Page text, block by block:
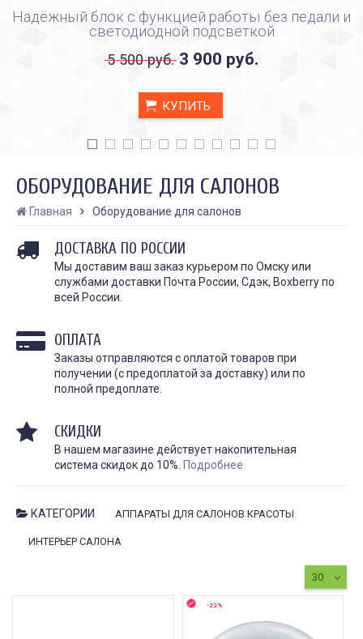
КАК ПРАВИЛЬНО И ДЛЯ ЧЕГО
ДЕЛАТЬ КАРБОНОВЫЙ ПИЛИНГ
Дата:28.02.2024
Карбоновый пилинг – это
предназначенная для
улучшения...
ЧИТАТЬ ДАЛЕЕ →
ИСПОЛЬЗОВАТЬ
ЗАЖИВЛЕНИЯ ТАТУ
Дата:31.01.2024
и...
Гель для перевода
Хорошо переводит, при
давно пользуемся!!
Надёжный блок с функцией работы без педали и
светодиодной подсветкой
5 500 руб. 3 900 руб.
КУПИТЬ
ОБОРУДОВАНИЕ ДЛЯ САЛОНОВ
Главная Оборудование для салонов
ДОСТАВКА ПО РОССИИ
Мы доставим ваш заказ курьером по Омску или
службами доставки Почта России, Сдэк, Boxberry по
всей России.
ОПЛАТА
Заказы отправляются с оплатой товаров при
получении (с предоплатой за доставку) или по
полной предоплате.
СКИДКИ
В нашем магазине действует накопительная
система скидок до 10%. Подробнее
КАТЕГОРИИ АППАРАТЫ ДЛЯ САЛОНОВ КРАСОТЫ
ИНТЕРЬЕР САЛОНА
30
-22%